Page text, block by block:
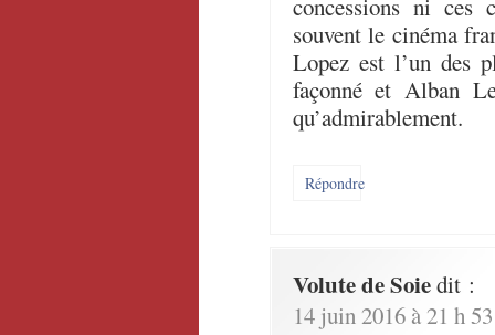
concessions ni ces
souvent le cinéma
Lopez est l’un des
façonné et Alban
qu’admirablement.
Répondre
Volute de Soiedit :
14 juin 2016 à 21 h